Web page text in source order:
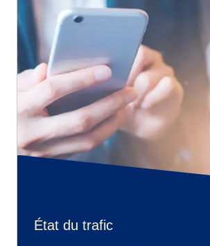
État du trafic